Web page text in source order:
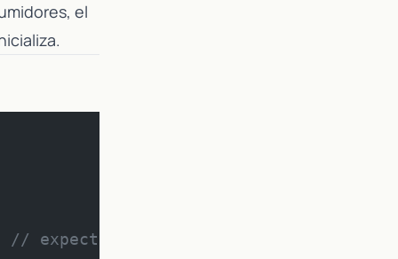
el
// expect declarations para